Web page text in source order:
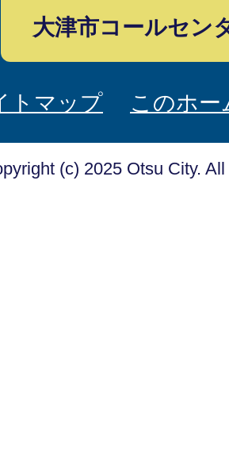
大津市コールセン
トマップ このホ
(c) 2025 Otsu City.